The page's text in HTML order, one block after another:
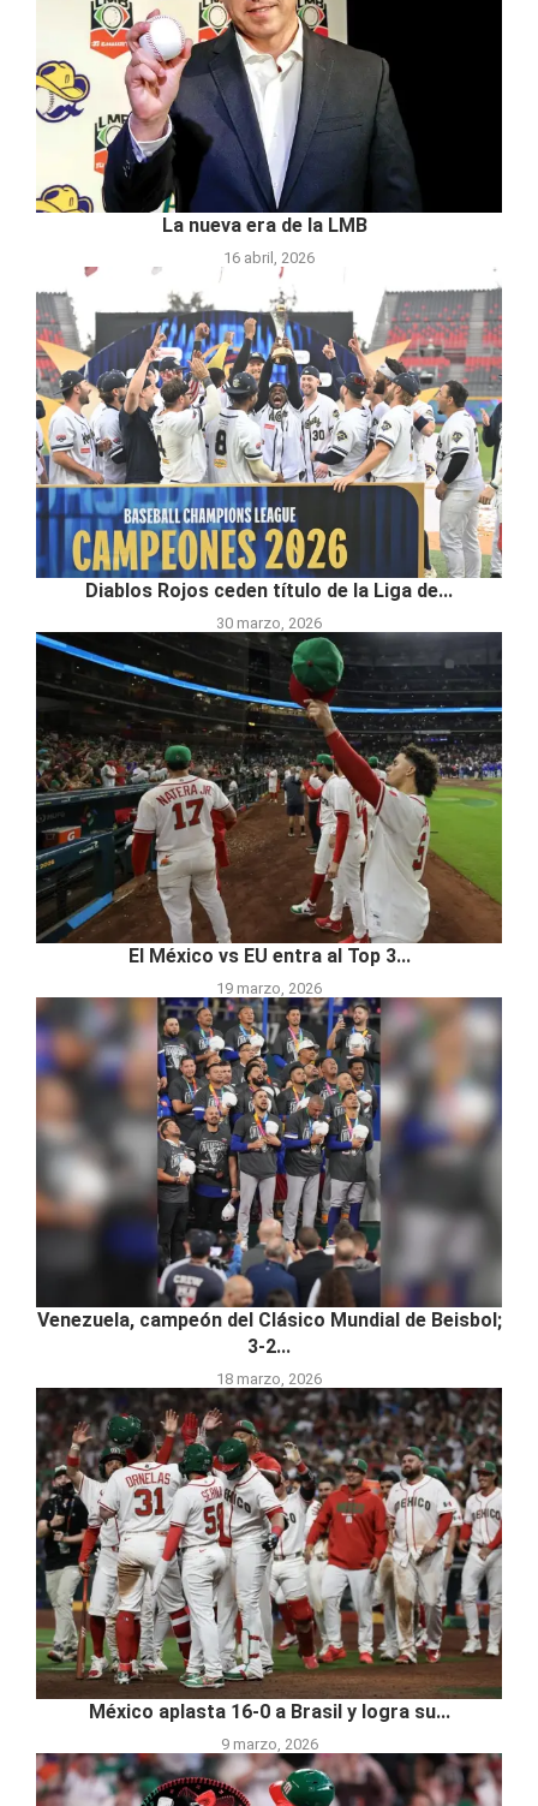
La nueva era de la LMB
16 abril, 2026
Diablos Rojos ceden título de la Liga de...
30 marzo, 2026
El México vs EU entra al Top 3...
19 marzo, 2026
Venezuela, campeón del Clásico Mundial de Beisbol;
3-2...
18 marzo, 2026
México aplasta 16-0 a Brasil y logra su...
9 marzo, 2026